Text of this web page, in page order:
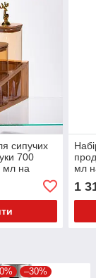
сипучих
700
мл на
мл
1
–30%